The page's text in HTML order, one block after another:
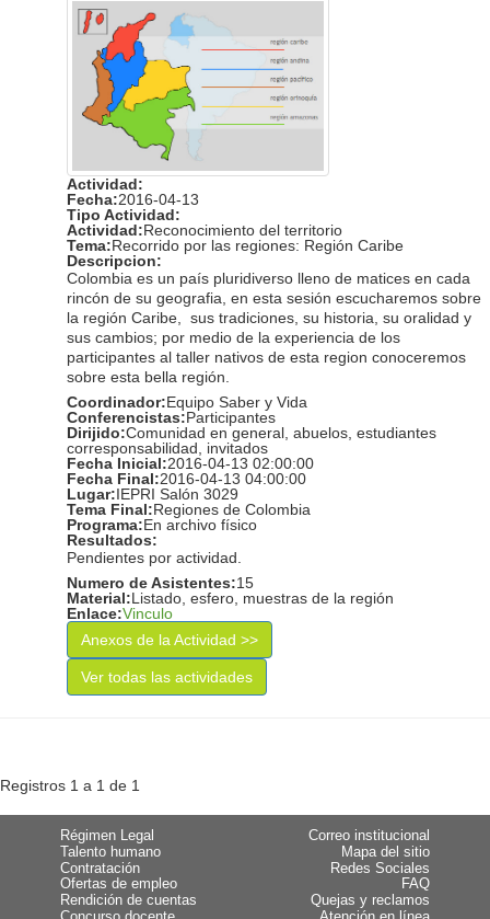
Actividad:
Fecha:2016-04-13
Tipo Actividad:
Actividad:Reconocimiento del territorio
Tema:Recorrido por las regiones: Región Caribe
Descripcion:
Colombia es un país pluridiverso lleno de matices en cada
rincón de su geografia, en esta sesión escucharemos sobre
la región Caribe, sus tradiciones, su historia, su oralidad y
sus cambios; por medio de la experiencia de los
participantes al taller nativos de esta region conoceremos
sobre esta bella región.
Coordinador:Equipo Saber y Vida
Conferencistas:Participantes
Dirijido:Comunidad en general, abuelos, estudiantes
corresponsabilidad, invitados
Fecha Inicial:2016-04-13 02:00:00
Fecha Final:2016-04-13 04:00:00
Lugar:IEPRI Salón 3029
Tema Final:Regiones de Colombia
Programa:En archivo físico
Resultados:
Pendientes por actividad.
Numero de Asistentes:15
Material:Listado, esfero, muestras de la región
Enlace:Vinculo
Anexos de la Actividad >>
Ver todas las actividades
Registros 1 a 1 de 1
Régimen Legal
Talento humano
Contratación
Ofertas de empleo
Rendición de cuentas
Correo institucional
Mapa del sitio
Redes Sociales
FAQ
Quejas y reclamos